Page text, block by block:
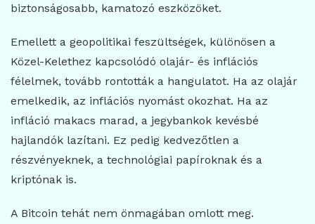
biztonságosabb, kamatozó eszközöket.
Emellett a geopolitikai feszültségek, különösen a
Közel-Kelethez kapcsolódó olajár- és inflációs
félelmek, tovább rontották a hangulatot. Ha az olajár
emelkedik, az inflációs nyomást okozhat. Ha az
infláció makacs marad, a jegybankok kevésbé
hajlandók lazítani. Ez pedig kedvezőtlen a
részvényeknek, a technológiai papíroknak és a
kriptónak is.
A Bitcoin tehát nem önmagában omlott meg.